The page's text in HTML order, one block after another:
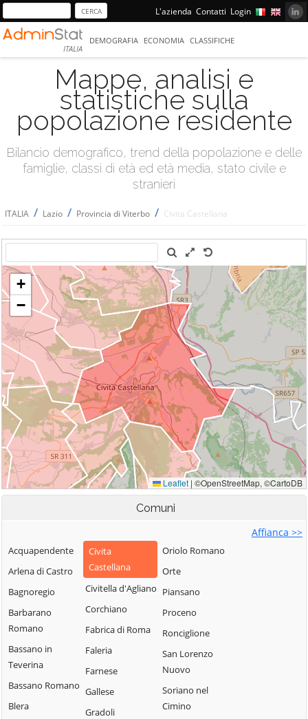
L'azienda Contatti Login
ITALIA
DEMOGRAFIA ECONOMIA CLASSIFICHE
Mappe, analisi e
statistiche sulla
popolazione residente
Bilancio demografico, trend della popolazione e delle
famiglie, classi di età ed età media, stato civile e
stranieri
ITALIA / Lazio / Provincia di Viterbo / Civita Castellana
Comuni
Affianca >>
Acquapendente
Arlena di Castro
Bagnoregio
Barbarano
Romano
Bassano in
Teverina
Bassano Romano
Blera
Civita
Castellana
Civitella d'Agliano
Corchiano
Fabrica di Roma
Faleria
Farnese
Gallese
Gradoli
Oriolo Romano
Orte
Piansano
Proceno
Ronciglione
San Lorenzo
Nuovo
Soriano nel
Cimino